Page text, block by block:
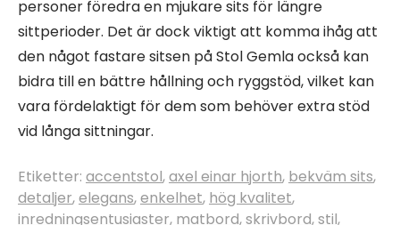
personer föredra en mjukare sits för längre
sittperioder. Det är dock viktigt att komma ihåg att
den något fastare sitsen på Stol Gemla också kan
bidra till en bättre hållning och ryggstöd, vilket kan
vara fördelaktigt för dem som behöver extra stöd
vid långa sittningar.
Etiketter: accentstol,axel einar hjorth, bekväm sits,
detaljer,elegans,enkelhet, hög kvalitet,
inredningsentusiaster, matbord,skrivbord,stil,